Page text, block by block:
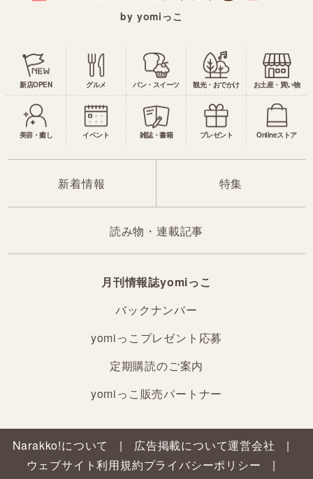
by yomiっこ
新店OPEN グルメ パン・スイーツ 観光・おでかけ お土産・買い物
美容・癒し イベント 雑誌・書籍 プレゼント Onlineストア
新着情報 特集
読み物・連載記事
月刊情報誌yomiっこ
バックナンバー
yomiっこプレゼント応募
定期購読のご案内
yomiっこ販売パートナー
Narakko!について 広告掲載について運営会社
ウェブサイト利用規約プライバシーポリシー